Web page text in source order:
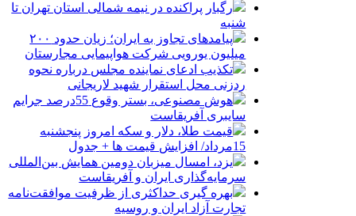
رگبار پراکنده در نیمه شمالی استان تهران تا
شنبه
پیامدهای تجاوز به ایران؛ زیان حدود ۲۰۰
میلیون یورویی شرکت هواپیمایی مجارستان
تکذیب ادعای نماینده مجلس درباره نحوه
ردزنی محل استقرار شهید لاریجانی
هوش مصنوعی، بستر وقوع 55درصد جرایم
سایبری آفریقاست
قیمت طلا، دلار و سکه امروز پنجشنبه
15مرداد/ افزایش قیمت ها + جدول
یزد، امسال میزبان دومین همایش بین‌المللی
سرمایه‌گذاری ایران و آفریقاست
بهره گیری حداکثری از ظرفیت موافقت‌نامه
تجارت آزاد ایران و روسیه